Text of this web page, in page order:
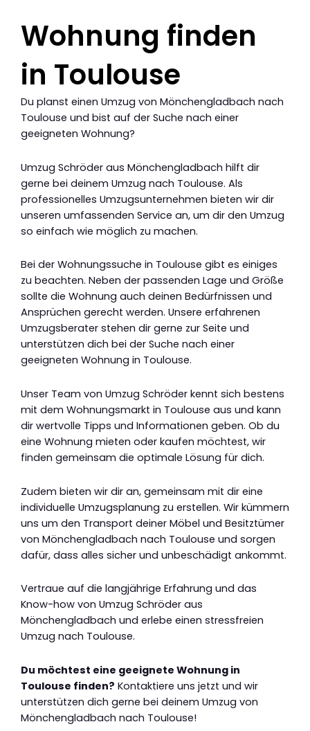
Wohnung finden
in Toulouse
Du planst einen Umzug von Mönchengladbach nach
Toulouse und bist auf der Suche nach einer
geeigneten Wohnung?
Umzug Schröder aus Mönchengladbach hilft dir
gerne bei deinem Umzug nach Toulouse. Als
professionelles Umzugsunternehmen bieten wir dir
unseren umfassenden Service an, um dir den Umzug
so einfach wie möglich zu machen.
Bei der Wohnungssuche in Toulouse gibt es einiges
zu beachten. Neben der passenden Lage und Größe
sollte die Wohnung auch deinen Bedürfnissen und
Ansprüchen gerecht werden. Unsere erfahrenen
Umzugsberater stehen dir gerne zur Seite und
unterstützen dich bei der Suche nach einer
geeigneten Wohnung in Toulouse.
Unser Team von Umzug Schröder kennt sich bestens
mit dem Wohnungsmarkt in Toulouse aus und kann
dir wertvolle Tipps und Informationen geben. Ob du
eine Wohnung mieten oder kaufen möchtest, wir
finden gemeinsam die optimale Lösung für dich.
Zudem bieten wir dir an, gemeinsam mit dir eine
individuelle Umzugsplanung zu erstellen. Wir kümmern
uns um den Transport deiner Möbel und Besitztümer
von Mönchengladbach nach Toulouse und sorgen
dafür, dass alles sicher und unbeschädigt ankommt.
Vertraue auf die langjährige Erfahrung und das
Know-how von Umzug Schröder aus
Mönchengladbach und erlebe einen stressfreien
Umzug nach Toulouse.
Du möchtest eine geeignete Wohnung in
Toulouse finden? Kontaktiere uns jetzt und wir
unterstützen dich gerne bei deinem Umzug von
Mönchengladbach nach Toulouse!